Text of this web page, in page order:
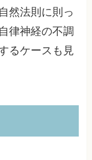
然法則に則っ
律神経の不調
るケースも見